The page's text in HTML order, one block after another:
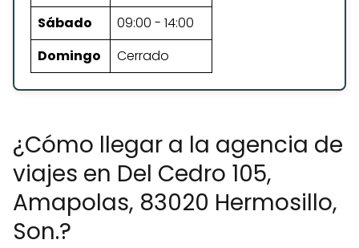
Sábado
09:00 - 14:00
Domingo
Cerrado
¿Cómo llegar a la agencia de
viajes en Del Cedro 105,
Amapolas, 83020 Hermosillo,
Son.?